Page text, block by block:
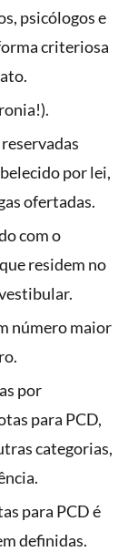
psicólogos e
criteriosa
por lei,
ofertadas.
com o
residem no
número maior
por
para PCD,
categorias,
para PCD é
definidas.